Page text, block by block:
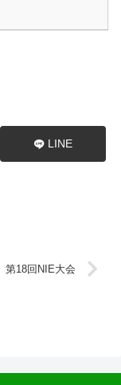
LINE
第18回NIE大会